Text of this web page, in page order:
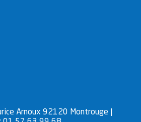
Arnoux 92120 Montrouge |